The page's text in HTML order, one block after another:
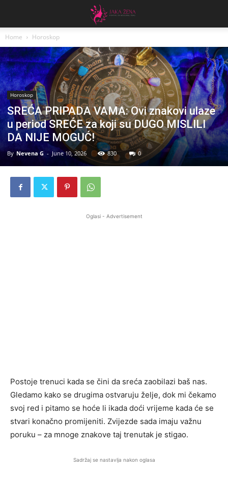
Home Horoskop
Horoskop
SREĆA PRIPADA VAMA: Ovi znakovi ulaze
u period SREĆE za koji su DUGO MISLILI
DA NIJE MOGUĆ!
By Nevena G - June 10, 2026 830 0
Oglasi - Advertisement
Postoje trenuci kada se čini da sreća zaobilazi baš nas.
Gledamo kako se drugima ostvaruju želje, dok mi čekamo
svoj red i pitamo se hoće li ikada doći vrijeme kada će se
stvari konačno promijeniti. Zvijezde sada imaju važnu
poruku – za mnoge znakove taj trenutak je stigao.
Sadržaj se nastavlja nakon oglasa